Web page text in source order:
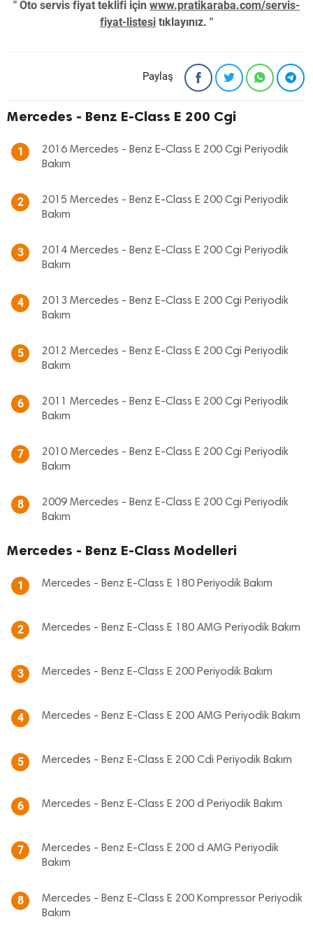
" Oto servis fiyat teklifi için www.pratikaraba.com/servis-
fiyat-listesi tıklayınız. "
Paylaş
Mercedes - Benz E-Class E 200 Cgi
1
2016 Mercedes - Benz E-Class E 200 Cgi Periyodik
Bakım
2
2015 Mercedes - Benz E-Class E 200 Cgi Periyodik
Bakım
3
2014 Mercedes - Benz E-Class E 200 Cgi Periyodik
Bakım
4
2013 Mercedes - Benz E-Class E 200 Cgi Periyodik
Bakım
5
2012 Mercedes - Benz E-Class E 200 Cgi Periyodik
Bakım
6
2011 Mercedes - Benz E-Class E 200 Cgi Periyodik
Bakım
7
2010 Mercedes - Benz E-Class E 200 Cgi Periyodik
Bakım
8
2009 Mercedes - Benz E-Class E 200 Cgi Periyodik
Bakım
Mercedes - Benz E-Class Modelleri
1 Mercedes - Benz E-Class E 180 Periyodik Bakım
2 Mercedes - Benz E-Class E 180 AMG Periyodik Bakım
3 Mercedes - Benz E-Class E 200 Periyodik Bakım
4 Mercedes - Benz E-Class E 200 AMG Periyodik Bakım
5 Mercedes - Benz E-Class E 200 Cdi Periyodik Bakım
6 Mercedes - Benz E-Class E 200 d Periyodik Bakım
7
Mercedes - Benz E-Class E 200 d AMG Periyodik
Bakım
8
Mercedes - Benz E-Class E 200 Kompressor Periyodik
Bakım